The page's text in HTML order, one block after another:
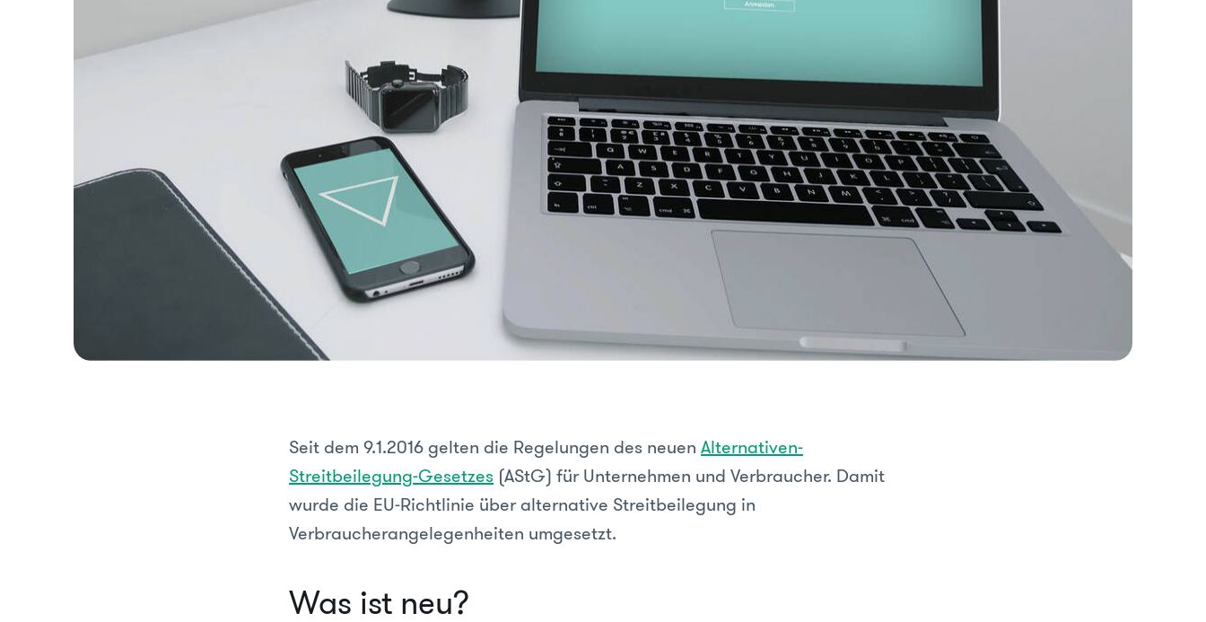
Seit dem 9.1.2016 gelten die Regelungen des neuen Alternativen-
Streitbeilegung-Gesetzes (AStG) für Unternehmen und Verbraucher. Damit
wurde die EU-Richtlinie über alternative Streitbeilegung in
Verbraucherangelegenheiten umgesetzt.
Was ist neu?